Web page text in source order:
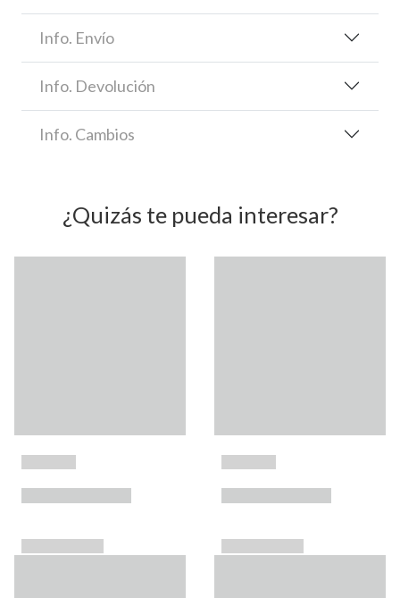
Info. Envío
Info. Devolución
Info. Cambios
¿Quizás te pueda interesar?